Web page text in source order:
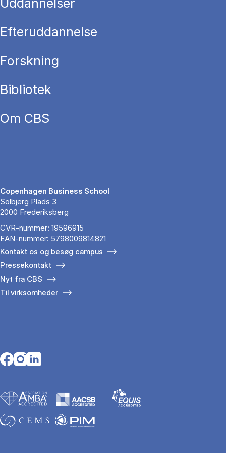
Uddannelser
Efteruddannelse
Forskning
Bibliotek
Om CBS
Copenhagen Business School
Solbjerg Plads 3
2000 Frederiksberg
CVR-nummer: 19596915
EAN-nummer: 5798009814821
Kontakt os og besøg campus
Pressekontakt
Nyt fra CBS
Til virksomheder
Opens in a new tab
Opens in a new tab
Opens in a new tab